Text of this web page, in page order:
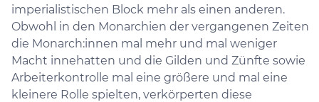
imperialistischen Block mehr als einen anderen.
Obwohl in den Monarchien der vergangenen Zeiten
die Monarch:innen mal mehr und mal weniger
Macht innehatten und die Gilden und Zünfte sowie
Arbeiterkontrolle mal eine größere und mal eine
kleinere Rolle spielten, verkörperten diese